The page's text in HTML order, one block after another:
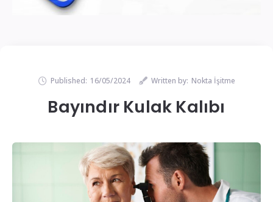
Published: 16/05/2024 Written by: Nokta İşitme
Bayındır Kulak Kalıbı